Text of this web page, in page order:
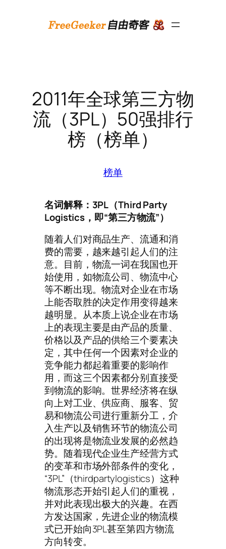
2011年全球第三方物
流（3PL）50强排行
榜（榜单）
榜单
名词解释：3PL（Third Party
Logistics，即“第三方物流”）
随着人们对商品生产、流通和消
费的需要，越来越引起人们的注
意。目前，物流一词在我国也开
始使用，如物流公司、物流中心
等不断出现。物流对企业在市场
上能否取胜的决定作用变得越来
越明显。从本质上说企业在市场
上的表现主要是由产品的质量、
价格以及产品的供给三个要素决
定，其中任何一个因素对企业的
竞争能力都起着重要的影响作
用，而这三个因素都分别直接受
到物流的影响。世界经济将在纵
向上对工业、供应商、服客、贸
易和物流公司进行重新分工，介
入生产以及销售环节的物流公司
的出现将是物流业发展的必然趋
势。随着现代企业生产经营方式
的变革和市场外部条件的变化，
“3PL”（thirdpartylogistics）这种
物流形态开始引起人们的重视，
并对此表现出极大的兴趣。在西
方发达国家，先进企业的物流模
式已开始向3PL甚至第四方物流
方向转变。